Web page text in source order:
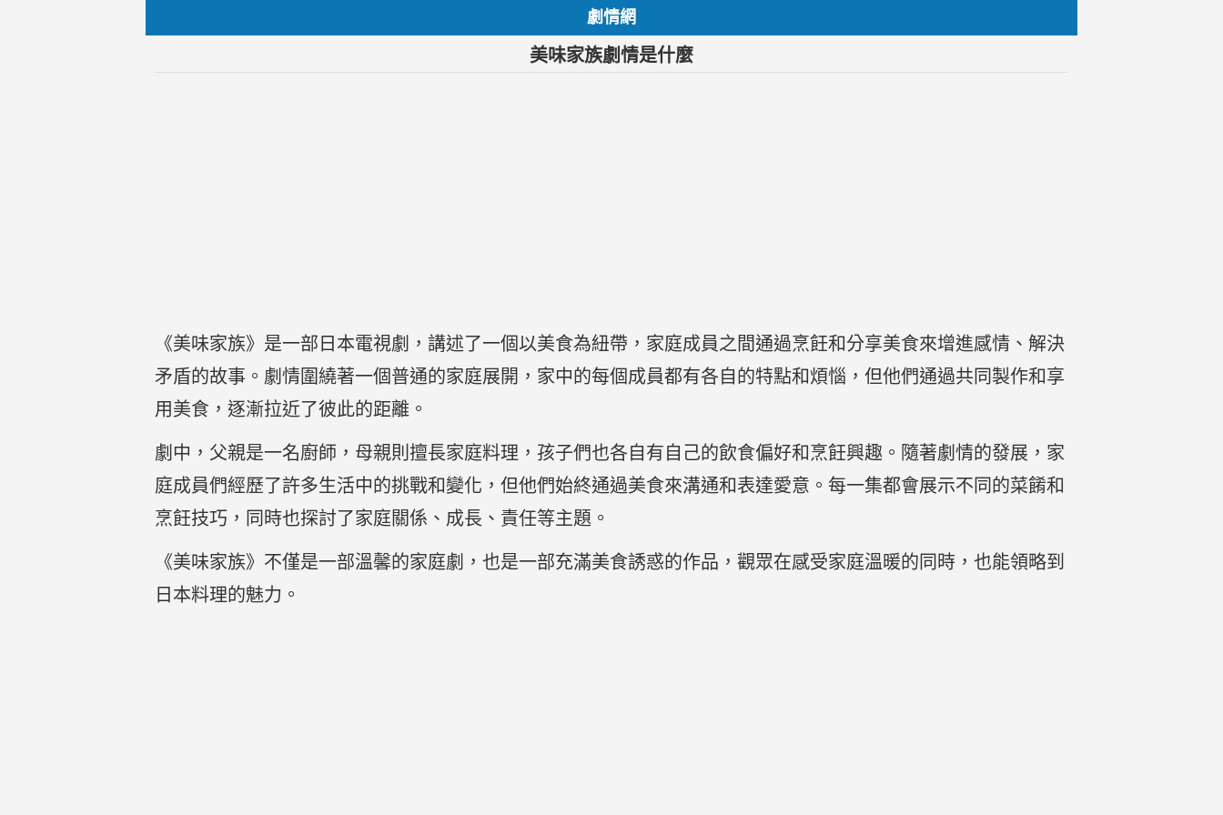
劇情網
美味家族劇情是什麼
《美味家族》是一部日本電視劇，講述了一個以美食為紐帶，家庭成員之間通過烹飪和分享美食來增進感情、解決
矛盾的故事。劇情圍繞著一個普通的家庭展開，家中的每個成員都有各自的特點和煩惱，但他們通過共同製作和享
用美食，逐漸拉近了彼此的距離。
劇中，父親是一名廚師，母親則擅長家庭料理，孩子們也各自有自己的飲食偏好和烹飪興趣。隨著劇情的發展，家
庭成員們經歷了許多生活中的挑戰和變化，但他們始終通過美食來溝通和表達愛意。每一集都會展示不同的菜餚和
烹飪技巧，同時也探討了家庭關係、成長、責任等主題。
《美味家族》不僅是一部溫馨的家庭劇，也是一部充滿美食誘惑的作品，觀眾在感受家庭溫暖的同時，也能領略到
日本料理的魅力。